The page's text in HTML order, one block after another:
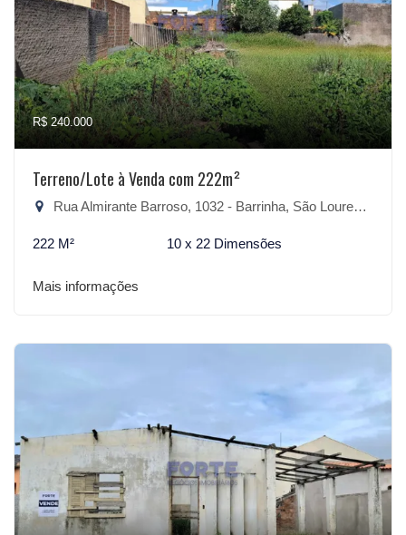
R$ 240.000
Terreno/Lote à Venda com 222m²
Rua Almirante Barroso, 1032 - Barrinha, São Lourenço do Sul-RS
222 M² 10 x 22 Dimensões
Mais informações